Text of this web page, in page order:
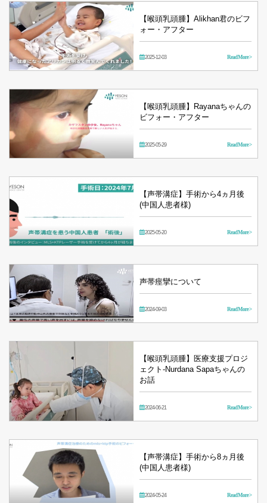
【喉頭乳頭腫】Alikhan君のビフ
ォー・アフター
2025-12-03 Read More >
【喉頭乳頭腫】Rayanaちゃんの
ビフォー・アフター
2025-05-29 Read More >
【声帯溝症】手術から4ヵ月後
(中国人患者様)
2025-05-20 Read More >
声帯痙攣について
2024-09-03 Read More >
【喉頭乳頭腫】医療支援プロジ
ェクト‐Nurdana Sapaちゃんの
お話
2024-06-21 Read More >
【声帯溝症】手術から8ヵ月後
(中国人患者様)
2024-05-24 Read More >